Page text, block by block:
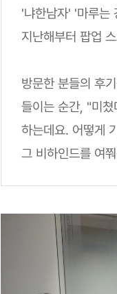
'냐한남자' '마루는
지난해부터 팝업
방문한 분들의 후
들이는 순간, "미
하는데요. 어떻게
그 비하인드를 여